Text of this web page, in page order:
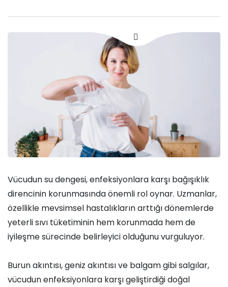
Vücudun su dengesi, enfeksiyonlara karşı bağışıklık
direncinin korunmasında önemli rol oynar. Uzmanlar,
özellikle mevsimsel hastalıkların arttığı dönemlerde
yeterli sıvı tüketiminin hem korunmada hem de
iyileşme sürecinde belirleyici olduğunu vurguluyor.
Burun akıntısı, geniz akıntısı ve balgam gibi salgılar,
vücudun enfeksiyonlara karşı geliştirdiği doğal